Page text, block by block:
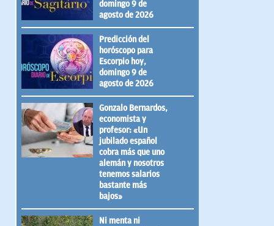
domingo 9 de
agosto de 2026
Predicción del
horóscopo para
Escorpio hoy,
domingo 9 de
agosto de 2026
Gonzalo Bernardos,
economista y
profesor: «Un
jubilado español
cobra más que uno
alemán y nosotros
tenemos salarios
bastante más
bajos»
Ni menta ni